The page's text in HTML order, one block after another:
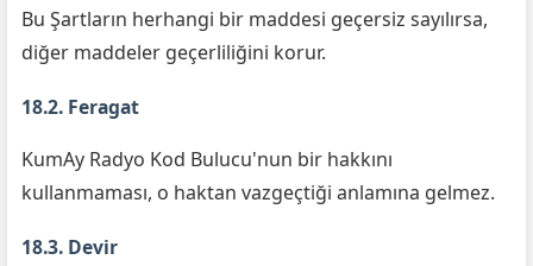
Bu Şartların herhangi bir maddesi geçersiz sayılırsa,
diğer maddeler geçerliliğini korur.
18.2. Feragat
KumAy Radyo Kod Bulucu'nun bir hakkını
kullanmaması, o haktan vazgeçtiği anlamına gelmez.
18.3. Devir